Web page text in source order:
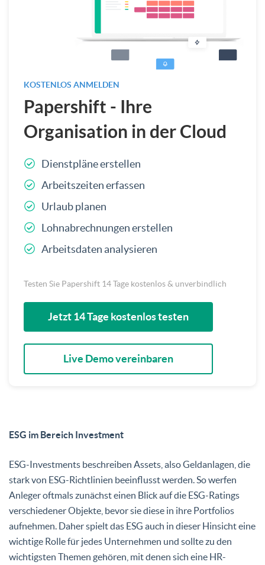
KOSTENLOS ANMELDEN
Papershift - Ihre
Organisation in der Cloud
Dienstpläne erstellen
Arbeitszeiten erfassen
Urlaub planen
Lohnabrechnungen erstellen
Arbeitsdaten analysieren
Testen Sie Papershift 14 Tage kostenlos & unverbindlich
Jetzt 14 Tage kostenlos testen
Live Demo vereinbaren
ESG im Bereich Investment
ESG-Investments beschreiben Assets, also Geldanlagen, die
stark von ESG-Richtlinien beeinflusst werden. So werfen
Anleger oftmals zunächst einen Blick auf die ESG-Ratings
verschiedener Objekte, bevor sie diese in ihre Portfolios
aufnehmen. Daher spielt das ESG auch in dieser Hinsicht eine
wichtige Rolle für jedes Unternehmen und sollte zu den
wichtigsten Themen gehören, mit denen sich eine HR-